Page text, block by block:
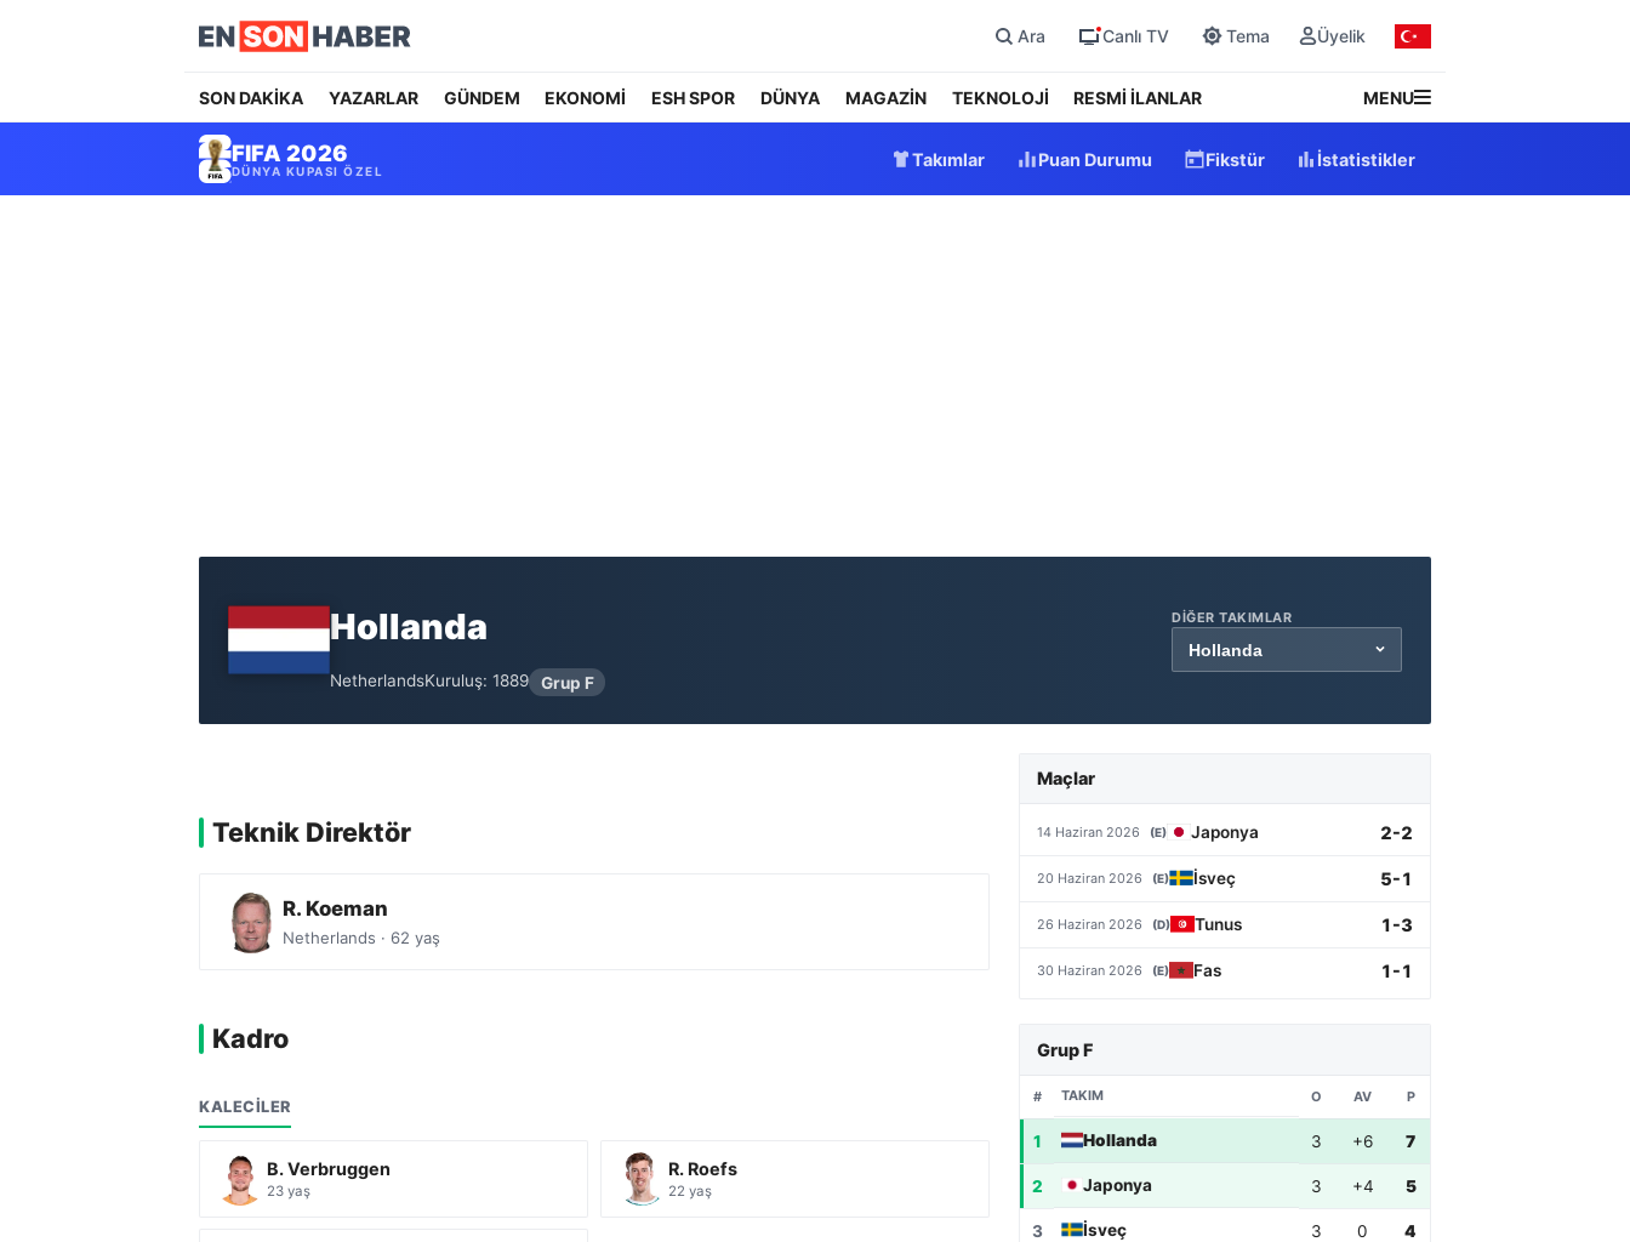
Ara Canlı TV Tema Üyelik
SON DAKİKA YAZARLAR GÜNDEM EKONOMİ ESH SPOR DÜNYA MAGAZİN TEKNOLOJİ RESMİ İLANLAR MENU
FIFA 2026
DÜNYA KUPASI ÖZEL
Takımlar Puan Durumu Fikstür İstatistikler
Hollanda
NetherlandsKuruluş: 1889 Grup F
DIĞER TAKIMLAR
Teknik Direktör
R. Koeman
Netherlands · 62 yaş
Kadro
KALECILER
B. Verbruggen
23 yaş
R. Roefs
22 yaş
Maçlar
14 Haziran 2026 (E) Japonya 2-2
20 Haziran 2026 (E) İsveç 5-1
26 Haziran 2026 (D) Tunus 1-3
30 Haziran 2026 (E) Fas 1-1
Grup F
# TAKIM O AV P
1 Hollanda 3 +6 7
2 Japonya 3 +4 5
3 İsveç 3 0 4